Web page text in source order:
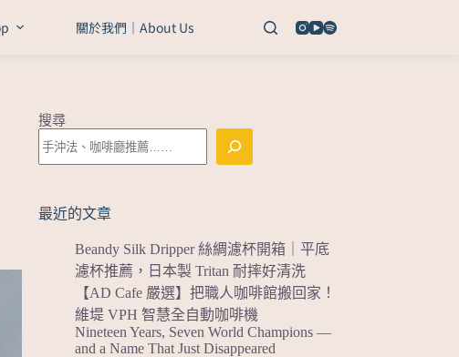
關於我們｜About Us
搜尋
最近的文章
Beandy Silk Dripper 絲綢濾杯開箱｜平底
濾杯推薦，日本製 Tritan 耐摔好清洗
【AD Cafe 嚴選】把職人咖啡館搬回家！
維堤 VPH 智慧全自動咖啡機
Nineteen Years, Seven World Champions —
and a Name That Just Disappeared